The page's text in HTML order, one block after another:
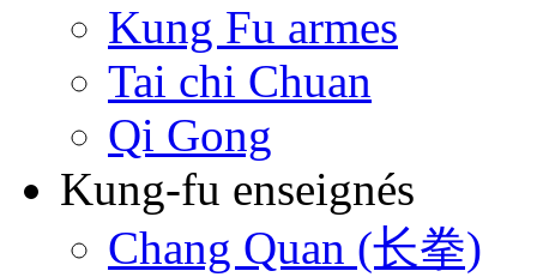
Kung Fu armes
Tai chi Chuan
Qi Gong
Kung-fu enseignés
Chang Quan (长拳)